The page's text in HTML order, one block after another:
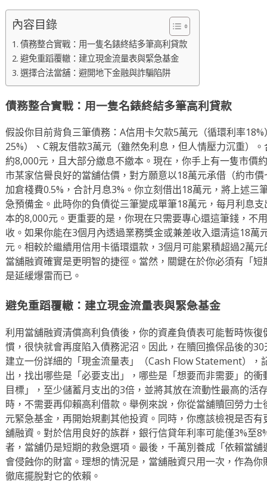
內容目錄
債務整合實戰：用一隻名錶終結多筆高利貸款
避免重蹈覆轍：建立現金流量表與緊急基金
選擇合法當舖：避開地下金融與詐騙陷阱
債務整合實戰：用一隻名錶終結多筆高利貸款
假設你目前背負三筆債務：A信用卡欠款5萬元（循環利率
25%）、C親友借款3萬元（雖然免利息，但人情壓力沉重）
約8,000元，且大部分繳息不繳本。現在，你手上有一隻市價
市某家信譽良好的當舖估價，對方願意以18萬元承借（約市
加倉棧費0.5%，合計月息3%。你立刻借出18萬元，將上述三
急預備金。此時你的負債從三筆變成單筆18萬元，每月利息
本的8,000元。更重要的是，你現在只需要專心還這筆錢，不
收。如果你能在3個月內透過業務獎金或兼差收入還清這18萬
元。相較於繼續用信用卡循環還款，3個月可能累積超過2萬
當舖融資確實是更明智的捷徑。當然，關鍵在於你必須有「
是延緩爆雷而已。
避免重蹈覆轍：建立現金流量表與緊急基金
利用當舖融資清償高利負債後，你的資產負債表可能暫時恢
慣，很快就會再度陷入債務泥沼。因此，在贖回擔保品後的
建立一份詳細的「現金流量表」（Cash Flow Statement），
出，找出哪些是「必要支出」，哪些是「想要而非需要」的
目標」，至少儲蓄月支出的3倍，並將其放在流動性最高的活
時，不需要再仰賴高利借款。舉例來說，你從當舖贖回勞力
元緊急基金，再開始規劃其他投資。同時，你應該檢視是否
舖融資。對於信用良好的族群，銀行信貸年利率可能僅3%至
者，當舖仍是短期的救急選項。最後，千萬別養成「依賴當
會侵蝕你的財富。理想的情況是，當舖融資只用一次，作為
徹底擺脫對它的依賴。